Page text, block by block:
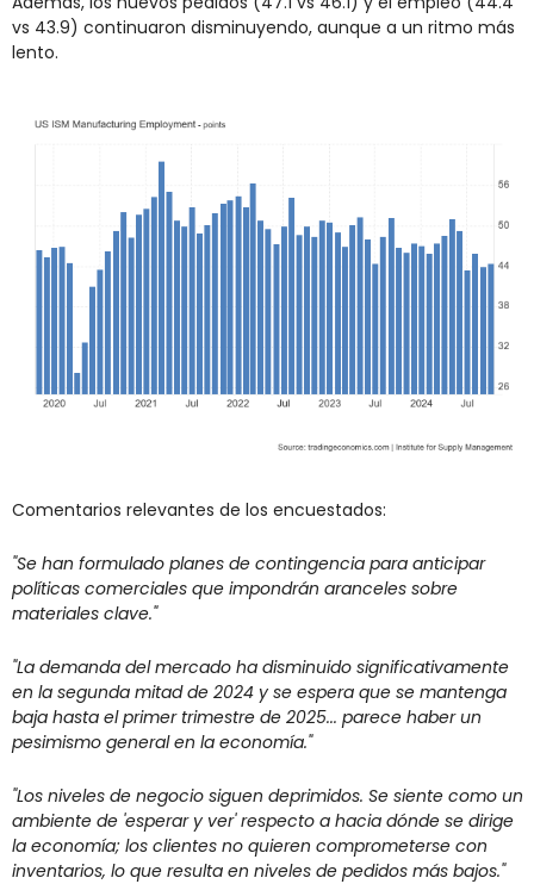
vs 43.9) continuaron disminuyendo, aunque a un ritmo más
lento.
Comentarios relevantes de los encuestados:
"Se han formulado planes de contingencia para anticipar
políticas comerciales que impondrán aranceles sobre
materiales clave."
"La demanda del mercado ha disminuido significativamente
en la segunda mitad de 2024 y se espera que se mantenga
baja hasta el primer trimestre de 2025... parece haber un
pesimismo general en la economía."
"Los niveles de negocio siguen deprimidos. Se siente como un
ambiente de 'esperar y ver' respecto a hacia dónde se dirige
la economía; los clientes no quieren comprometerse con
inventarios, lo que resulta en niveles de pedidos más bajos."